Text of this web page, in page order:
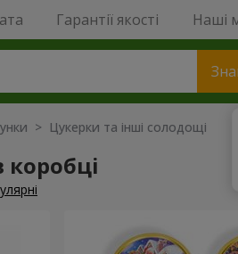
Гарантії якості Наші
> Цукерки та інші солодощі